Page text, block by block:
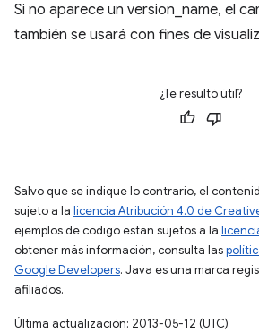
Si no aparece un version_name, el
también se usará con fines de
¿Te resultó útil?
Salvo que se indique lo contrario, el
sujeto a la licencia Atribución 4.0 de
ejemplos de código están sujetos a la
obtener más información, consulta las
Google Developers. Java es una marca
afiliados.
Última actualización: 2013-05-12 (UTC)